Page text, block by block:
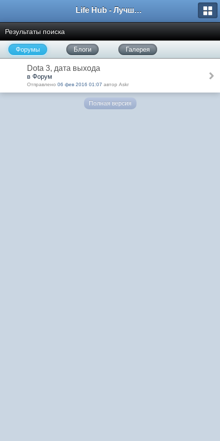
Life Hub - Лучшие компьютерные игры мира
Результаты поиска
Форумы Блоги Галерея
Dota 3, дата выхода
в Форум
Отправлено 06 фев 2016 01:07 автор Askr
Полная версия